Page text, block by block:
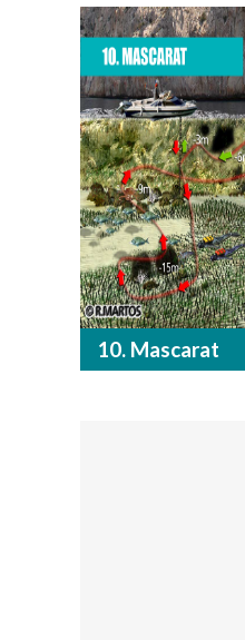
10. Mascarat